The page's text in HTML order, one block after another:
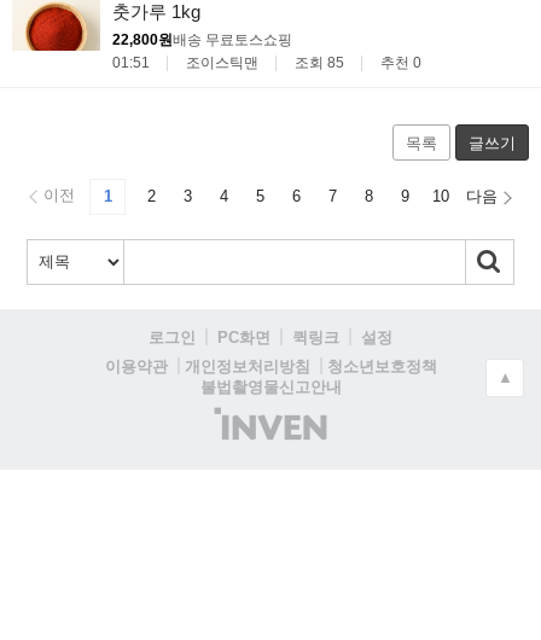
춧가루 1kg
22,800원배송 무료토스쇼핑
01:51
조이스틱맨 조회 85 추천 0
목록 글쓰기
이전 1 2 3 4 5 6 7 8 9 10 다음
로그인 PC화면 퀵링크
설정
이용약관
개인정보처리방침
청소년보호정책
불법촬영물신고안내
(주)
인
▲